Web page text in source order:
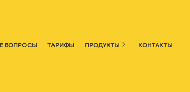
ВОПРОСЫ ТАРИФЫ ПРОДУКТЫ КОНТАКТЫ